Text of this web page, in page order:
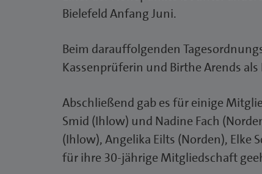
Bielefeld Anfang Juni.
Beim darauffolgenden
Kassenprüferin und Birthe Arends
Abschließend gab es für einige
Smid (Ihlow) und Nadine Fach
(Ihlow), Angelika Eilts (Norden), Elke
für ihre 30-jährige Mitgliedschaft